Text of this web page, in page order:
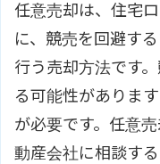
任意売却は、住宅
に、競売を回避す
行う売却方法です
る可能性がありま
が必要です。任意
動産会社に相談す